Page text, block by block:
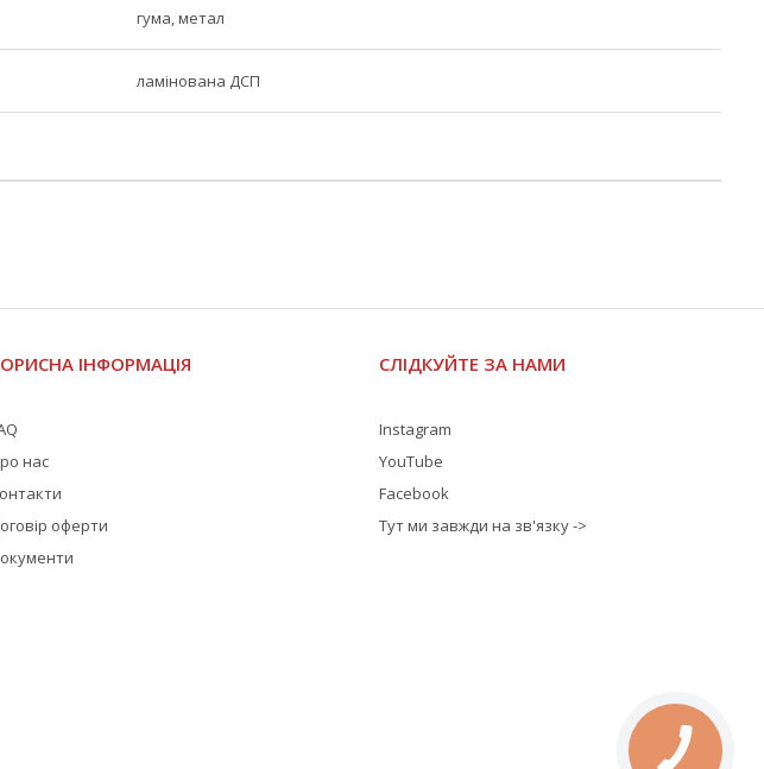
гума, метал
ламінована ДСП
ІНФОРМАЦІЯ
нас
оферти
СЛІДКУЙТЕ ЗА НАМИ
Instagram
YouTube
Facebook
Тут ми завжди на зв'язку ->